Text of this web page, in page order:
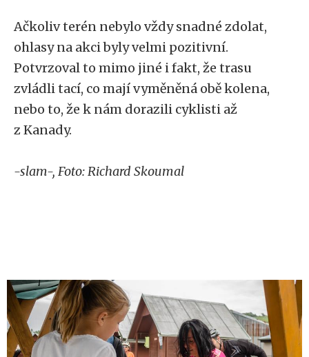
Ačkoliv terén nebylo vždy snadné zdolat,
ohlasy na akci byly velmi pozitivní.
Potvrzoval to mimo jiné i fakt, že trasu
zvládli tací, co mají vyměněná obě kolena,
nebo to, že k nám dorazili cyklisti až
z Kanady.
-slam-, Foto: Richard Skoumal